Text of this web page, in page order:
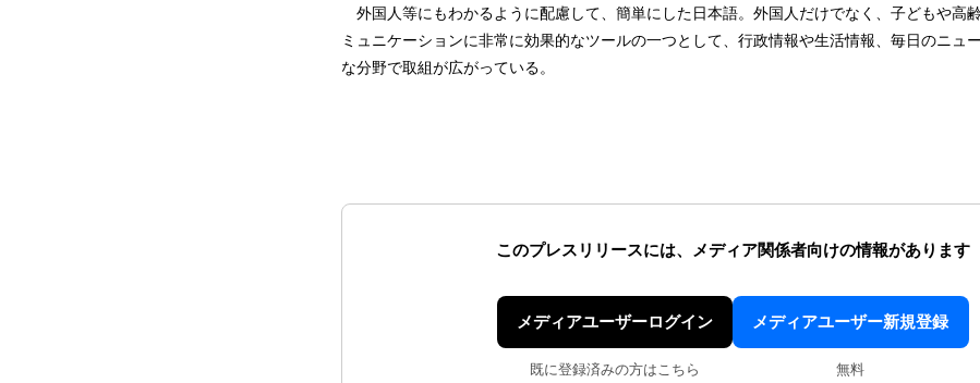
外国人等にもわかるように配慮して、簡単にした日本語。外国人だけでなく、子どもや高
ミュニケーションに非常に効果的なツールの一つとして、行政情報や生活情報、毎日のニュ
な分野で取組が広がっている。
このプレスリリースには、 メディア関係者向けの情報があります
メディアユーザーログイン
既に登録済みの方はこちら
メディアユーザー新規登録
無料